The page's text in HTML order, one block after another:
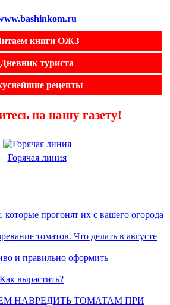
книги ОЖЗ
Дневник туриста
рецепты
на нашу газету!
Горячая линия
которые прогонят их с вашего огорода
томатов. Что делать в августе
и правильно оформить
вырастить?
НАВРЕДИТЬ ТОМАТАМ ПРИ